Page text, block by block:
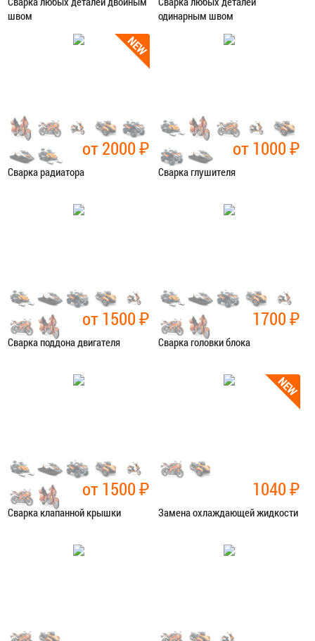
швом
Сварочные работы
одинарным швом
Сварочные работы
от 2000₽
Сварка радиатора
Сварочные работы
от 1000₽
Сварка глушителя
Сварочные работы
от 1500₽
Сварка поддона двигателя
Сварочные работы
1700₽
Сварка головки блока
Сварочные работы
от 1500₽
Сварка клапанной крышки
Сварочные работы
1040₽
Замена охлаждающей жидкости
Ремонт сист.